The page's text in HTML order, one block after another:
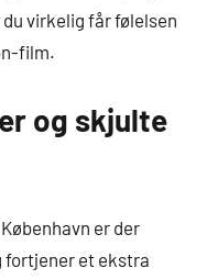
virkelig får følelsen
film.
og skjulte
er der
fortjener et ekstra